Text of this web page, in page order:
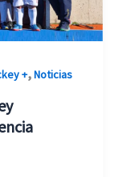
+,Noticias